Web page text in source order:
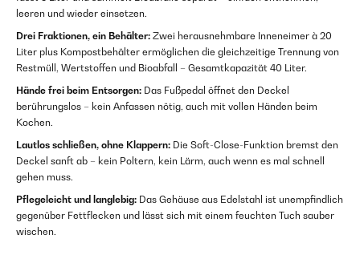
leeren und wieder einsetzen.
Drei Fraktionen, ein Behälter: Zwei herausnehmbare Inneneimer à 20
Liter plus Kompostbehälter ermöglichen die gleichzeitige Trennung von
Restmüll, Wertstoffen und Bioabfall – Gesamtkapazität 40 Liter.
Hände frei beim Entsorgen: Das Fußpedal öffnet den Deckel
berührungslos – kein Anfassen nötig, auch mit vollen Händen beim
Kochen.
Lautlos schließen, ohne Klappern: Die Soft-Close-Funktion bremst den
Deckel sanft ab – kein Poltern, kein Lärm, auch wenn es mal schnell
gehen muss.
Pflegeleicht und langlebig: Das Gehäuse aus Edelstahl ist unempfindlich
gegenüber Fettflecken und lässt sich mit einem feuchten Tuch sauber
wischen.